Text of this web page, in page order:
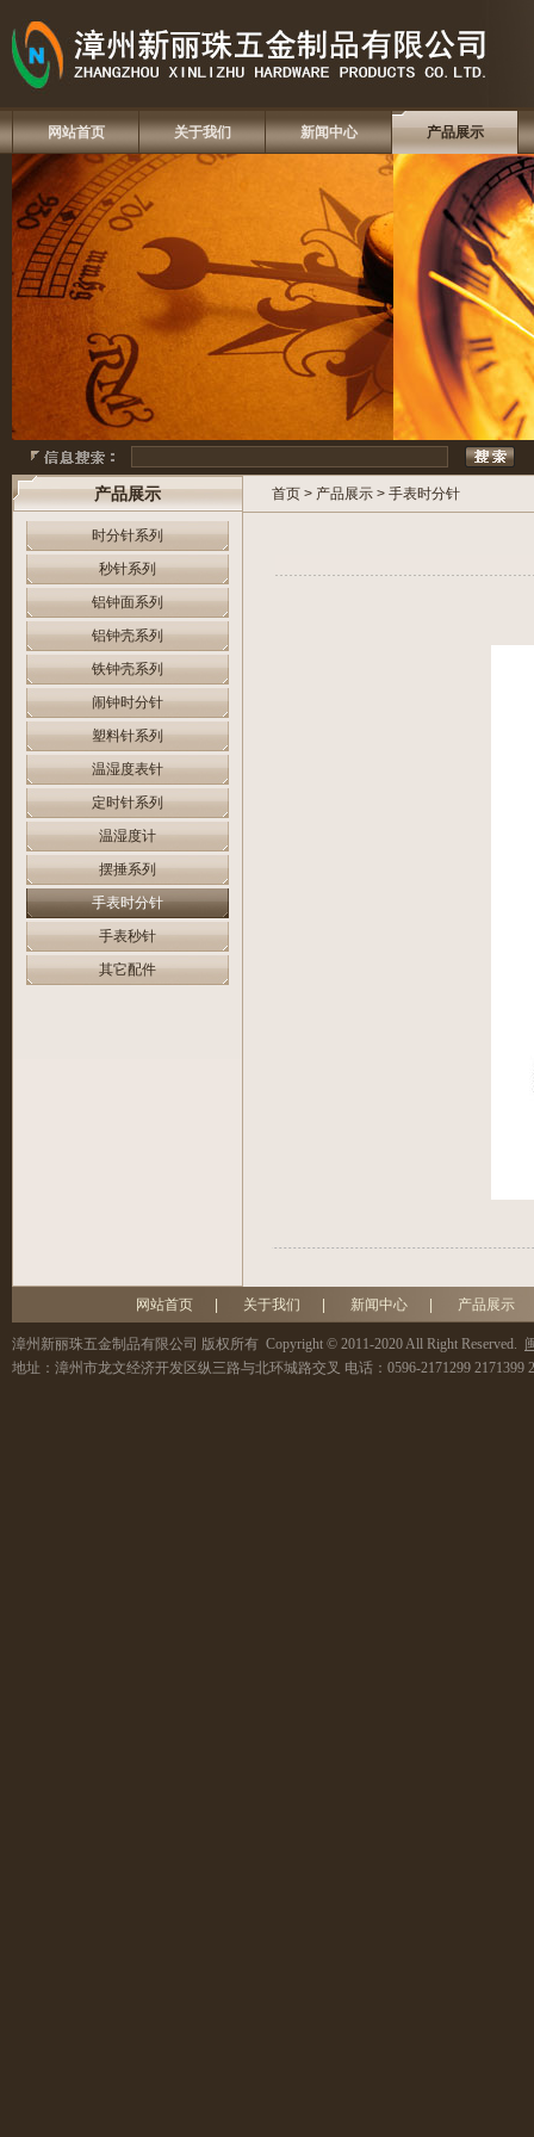
网站首页 关于我们 新闻中心 产品展示
产品展示
时分针系列
秒针系列
铝钟面系列
铝钟壳系列
铁钟壳系列
闹钟时分针
塑料针系列
温湿度表针
定时针系列
温湿度计
摆捶系列
手表时分针
手表秒针
其它配件
首页 > 产品展示 > 手表时分针
网站首页 关于我们 新闻中心 产品展示
漳州新丽珠五金制品有限公司 版权所有 Copyright © 2011-2020 All Right Reserved.
地址： 漳州市龙文经济开发区纵三路与北环城路交叉 电话： 0596-2171299 2171399